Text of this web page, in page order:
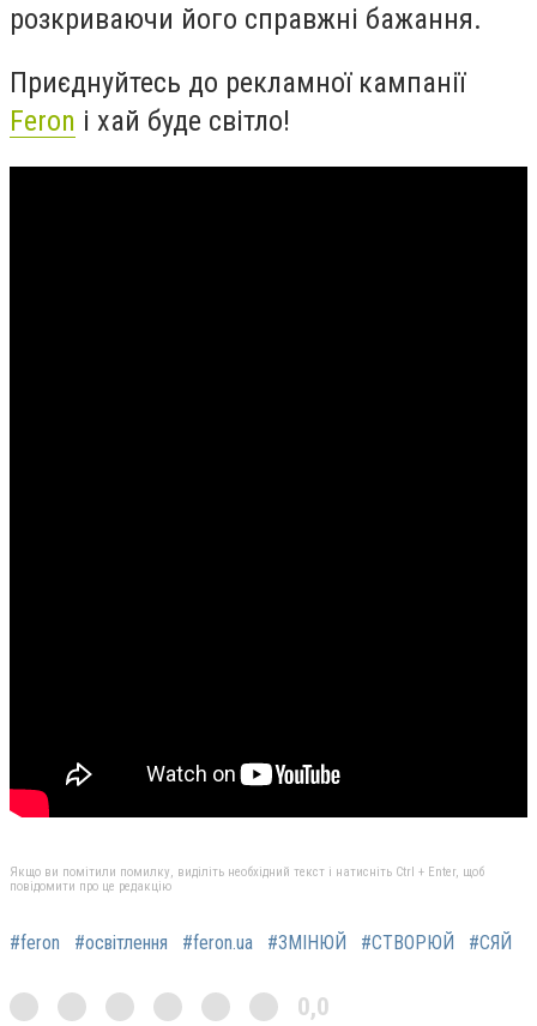
розкриваючи його справжні бажання.
Приєднуйтесь до рекламної кампанії
Feron і хай буде світло!
Якщо ви помітили помилку, виділіть необхідний текст і натисніть Ctrl + Enter, щоб
повідомити про це редакцію
#feron #освітлення #feron.ua #ЗМІНЮЙ #СТВОРЮЙ #СЯЙ
0,0